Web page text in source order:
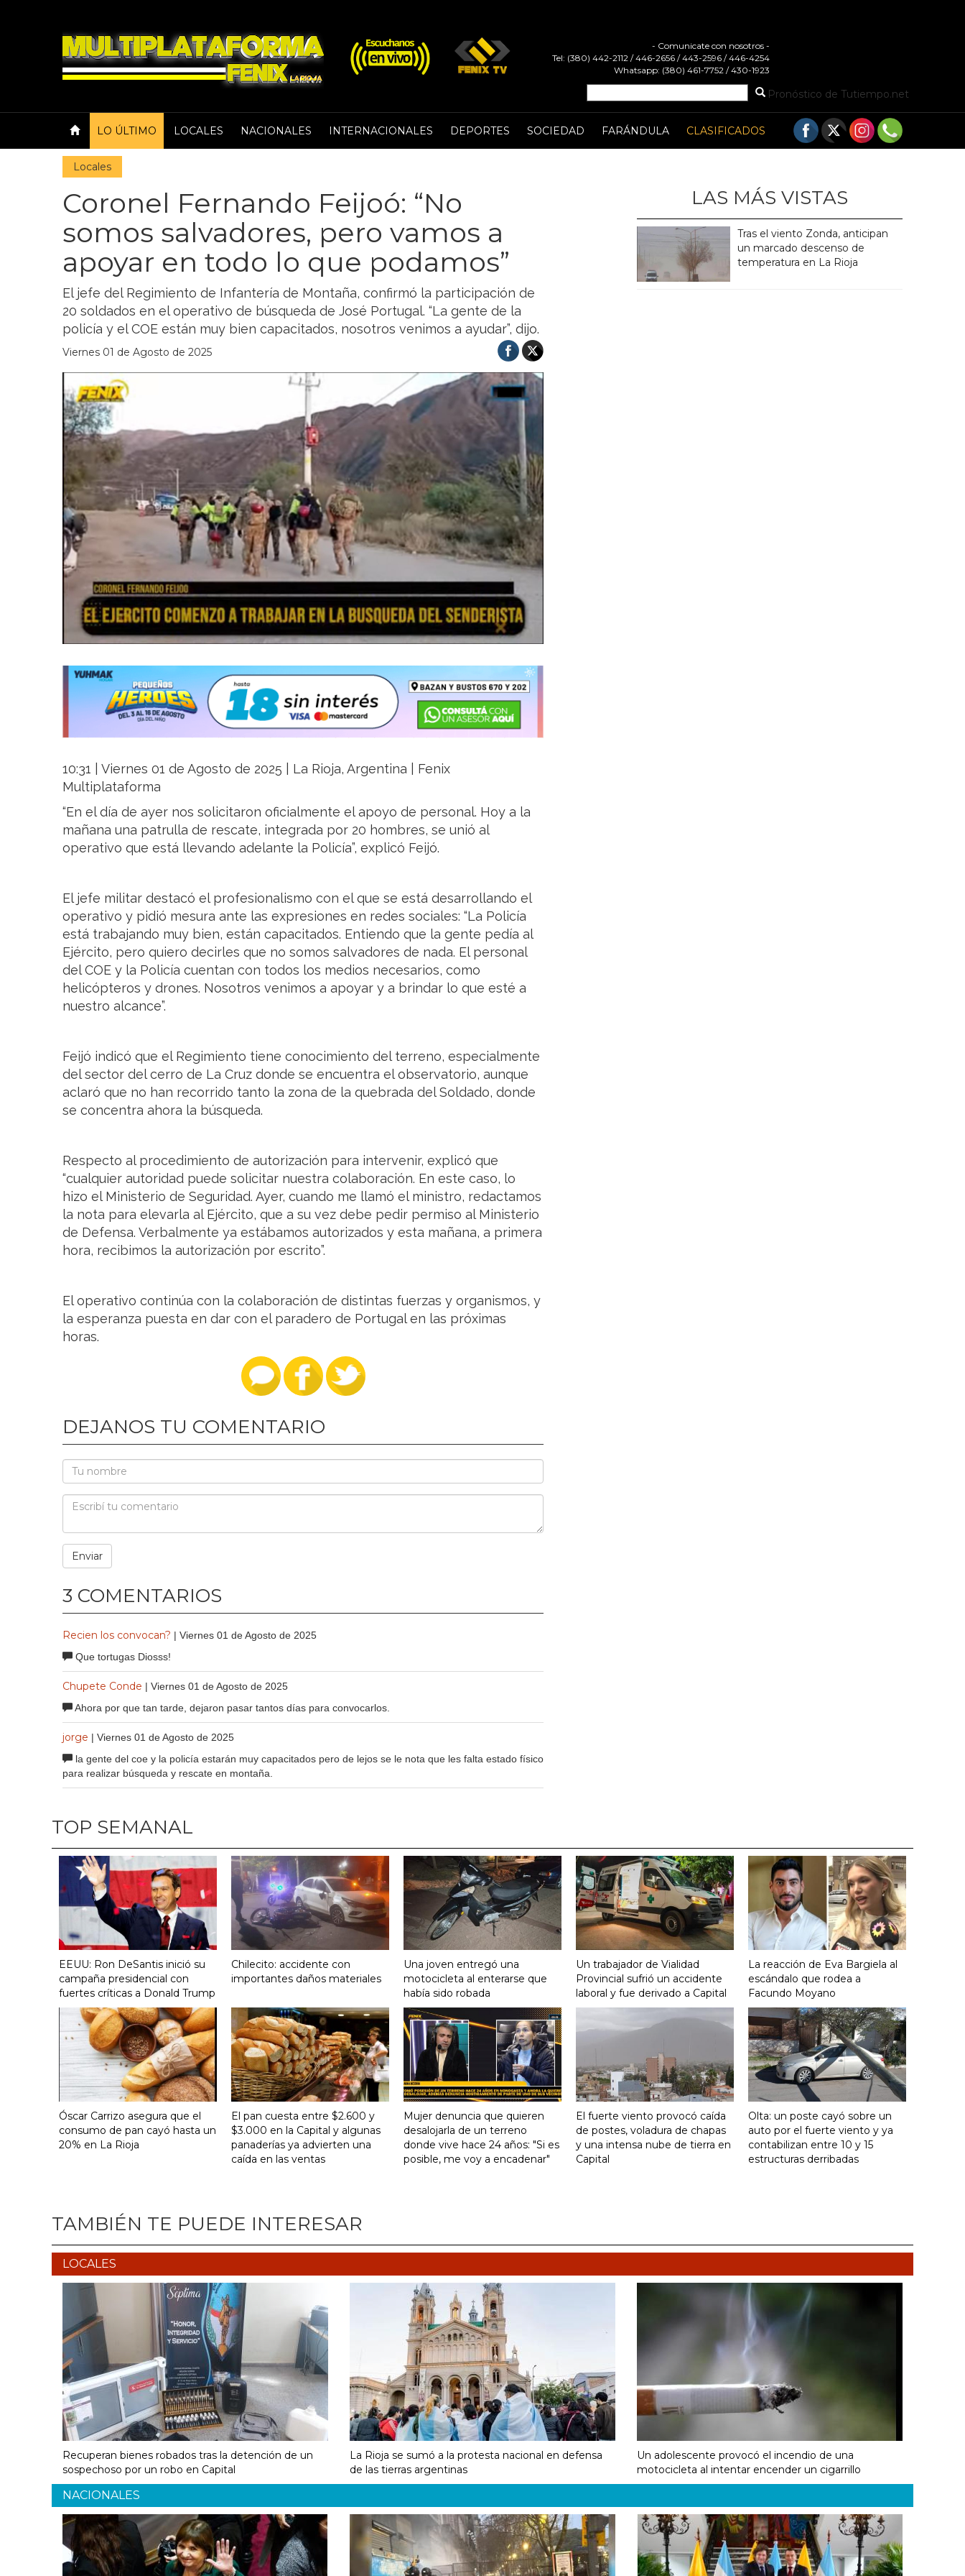
- Comunicate con nosotros -
Tel: (380) 442-2112 / 446-2656 / 443-2596 / 446-4254
Whatsapp: (380) 461-7752 / 430-1923
Pronóstico de Tutiempo.net
LO ÚLTIMO LOCALES NACIONALES INTERNACIONALES DEPORTES SOCIEDAD FARÁNDULA CLASIFICADOS
Locales
Coronel Fernando Feijoó: “No
somos salvadores, pero vamos a
apoyar en todo lo que podamos”
El jefe del Regimiento de Infantería de Montaña, confirmó la participación de
20 soldados en el operativo de búsqueda de José Portugal. “La gente de la
policía y el COE están muy bien capacitados, nosotros venimos a ayudar”, dijo.
Viernes 01 de Agosto de 2025
10:31 | Viernes 01 de Agosto de 2025 | La Rioja, Argentina | Fenix
Multiplataforma
“En el día de ayer nos solicitaron oficialmente el apoyo de personal. Hoy a la
mañana una patrulla de rescate, integrada por 20 hombres, se unió al
operativo que está llevando adelante la Policía”, explicó Feijó.
El jefe militar destacó el profesionalismo con el que se está desarrollando el
operativo y pidió mesura ante las expresiones en redes sociales: “La Policía
está trabajando muy bien, están capacitados. Entiendo que la gente pedía al
Ejército, pero quiero decirles que no somos salvadores de nada. El personal
del COE y la Policía cuentan con todos los medios necesarios, como
helicópteros y drones. Nosotros venimos a apoyar y a brindar lo que esté a
nuestro alcance”.
Feijó indicó que el Regimiento tiene conocimiento del terreno, especialmente
del sector del cerro de La Cruz donde se encuentra el observatorio, aunque
aclaró que no han recorrido tanto la zona de la quebrada del Soldado, donde
se concentra ahora la búsqueda.
Respecto al procedimiento de autorización para intervenir, explicó que
“cualquier autoridad puede solicitar nuestra colaboración. En este caso, lo
hizo el Ministerio de Seguridad. Ayer, cuando me llamó el ministro, redactamos
la nota para elevarla al Ejército, que a su vez debe pedir permiso al Ministerio
de Defensa. Verbalmente ya estábamos autorizados y esta mañana, a primera
hora, recibimos la autorización por escrito”.
El operativo continúa con la colaboración de distintas fuerzas y organismos, y
la esperanza puesta en dar con el paradero de Portugal en las próximas
horas.
DEJANOS TU COMENTARIO
3 COMENTARIOS
Recien los convocan? | Viernes 01 de Agosto de 2025
Que tortugas Diosss!
Chupete Conde | Viernes 01 de Agosto de 2025
Ahora por que tan tarde, dejaron pasar tantos días para convocarlos.
jorge | Viernes 01 de Agosto de 2025
la gente del coe y la policía estarán muy capacitados pero de lejos se le nota que les falta estado físico
para realizar búsqueda y rescate en montaña.
LAS MÁS VISTAS
Tras el viento Zonda, anticipan
un marcado descenso de
temperatura en La Rioja
TOP SEMANAL
EEUU: Ron DeSantis inició su
campaña presidencial con
fuertes críticas a Donald Trump
Chilecito: accidente con
importantes daños materiales
Una joven entregó una
motocicleta al enterarse que
había sido robada
Un trabajador de Vialidad
Provincial sufrió un accidente
laboral y fue derivado a Capital
La reacción de Eva Bargiela al
escándalo que rodea a
Facundo Moyano
Óscar Carrizo asegura que el
consumo de pan cayó hasta un
20% en La Rioja
El pan cuesta entre $2.600 y
$3.000 en la Capital y algunas
panaderías ya advierten una
caída en las ventas
Mujer denuncia que quieren
desalojarla de un terreno
donde vive hace 24 años: "Si es
posible, me voy a encadenar"
El fuerte viento provocó caída
de postes, voladura de chapas
y una intensa nube de tierra en
Capital
Olta: un poste cayó sobre un
auto por el fuerte viento y ya
contabilizan entre 10 y 15
estructuras derribadas
TAMBIÉN TE PUEDE INTERESAR
LOCALES
Recuperan bienes robados tras la detención de un
sospechoso por un robo en Capital
La Rioja se sumó a la protesta nacional en defensa
de las tierras argentinas
Un adolescente provocó el incendio de una
motocicleta al intentar encender un cigarrillo
NACIONALES